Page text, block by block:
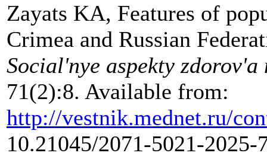
Zayats KA, Features of
Crimea and Russian
Social'nye aspekty zdorov'a
71(2):8. Available from:
http://vestnik.mednet.ru/
10.21045/2071-5021-